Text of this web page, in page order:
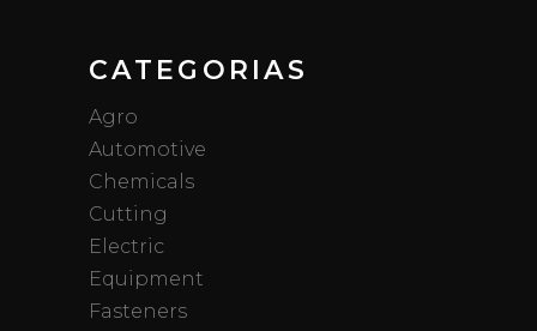
CATEGORIAS
Agro
Automotive
Chemicals
Cutting
Electric
Equipment
Fasteners